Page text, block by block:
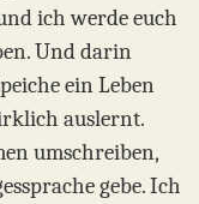
ich werde euch
Und darin
ein Leben
auslernt.
umschreiben,
gebe. Ich